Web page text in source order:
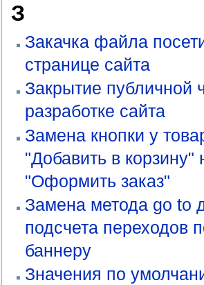
З
Закачка файла
странице сайта
Закрытие публичной
разработке сайта
Замена кнопки у
"Добавить в корзину"
"Оформить заказ"
Замена метода go to
подсчета переходов
баннеру
Значения по